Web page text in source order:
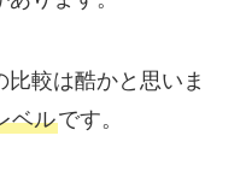
較は酷かと思いま
ベルです。